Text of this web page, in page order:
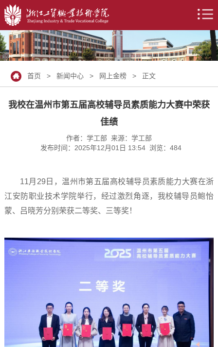
首页 >新闻中心 > 网上金榜 > 正文
我校在温州市第五届高校辅导员素质能力大赛中荣获
佳绩
作者：学工部 来源：学工部
发布时间：2025年12月01日 13:54 浏览： 484
11月29日，温州市第五届高校辅导员素质能力大赛在浙
江安防职业技术学院举行，经过激烈角逐，我校辅导员鲍怡
蒙、吕晓芳分别荣获二等奖、三等奖！